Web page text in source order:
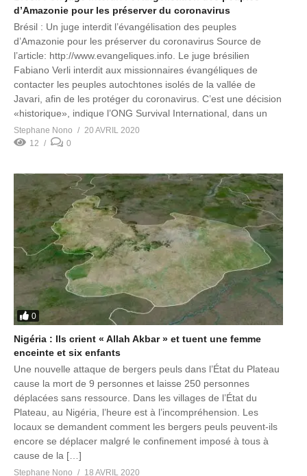
d’Amazonie pour les préserver du coronavirus
Brésil : Un juge interdit l’évangélisation des peuples
d’Amazonie pour les préserver du coronavirus Source de
l’article: http://www.evangeliques.info. Le juge brésilien
Fabiano Verli interdit aux missionnaires évangéliques de
contacter les peuples autochtones isolés de la vallée de
Javari, afin de les protéger du coronavirus. C’est une décision
«historique», indique l’ONG Survival International, dans un
communiqué […]
Stephane Nono
20 AVRIL 2020
12
0
0
Nigéria : Ils crient « Allah Akbar » et tuent une femme
enceinte et six enfants
Une nouvelle attaque de bergers peuls dans l’État du Plateau
cause la mort de 9 personnes et laisse 250 personnes
déplacées sans ressource. Dans les villages de l’État du
Plateau, au Nigéria, l’heure est à l’incompréhension. Les
locaux se demandent comment les bergers peuls peuvent-ils
encore se déplacer malgré le confinement imposé à tous à
cause de la […]
Stephane Nono 18 AVRIL 2020